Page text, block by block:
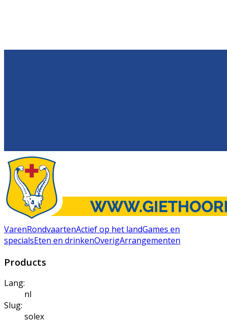
VarenRondvaartenActief op het landGames en
specialsEten en drinkenOverigArrangementen
Products
Lang:
nl
Slug:
solex